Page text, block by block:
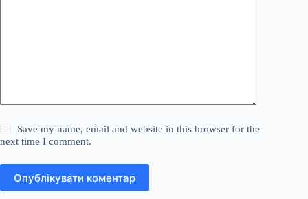
Save my name, email and website in this browser for the
next time I comment.
Опублікувати коментар